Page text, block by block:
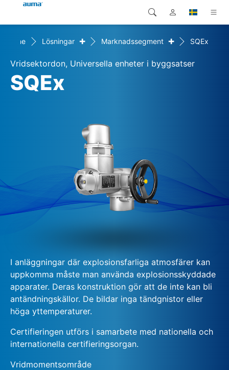
Produkter
Lösningar
Global
Europa
Nordamerika
Sök
Home Lösningar + Marknadssegment + SQEx
Vridsektordon, Universella enheter i byggsatser
SQEx
I anläggningar där explosionsfarliga atmosfärer kan
uppkomma måste man använda explosionsskyddade
apparater. Deras konstruktion gör att de inte kan bli
antändningskällor. De bildar inga tändgnistor eller
höga yttemperaturer.
Certifieringen utförs i samarbete med nationella och
internationella certifieringsorgan.
Vridmomentsområde